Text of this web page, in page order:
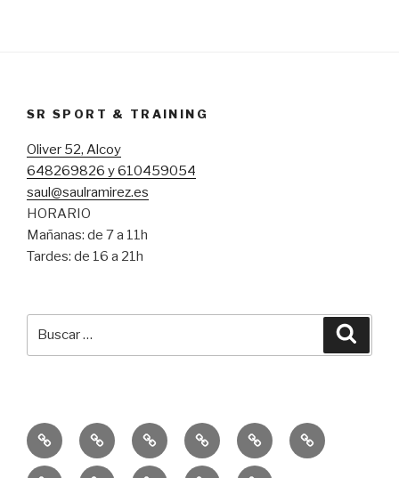
SR SPORT & TRAINING
Oliver 52, Alcoy
648269826 y 610459054
saul@saulramirez.es
HORARIO
Mañanas: de 7 a 11h
Tardes: de 16 a 21h
Inicio
Entrenamiento
Personal
Entrenamiento
Funcional
ConsejosServicioEquipo
SR